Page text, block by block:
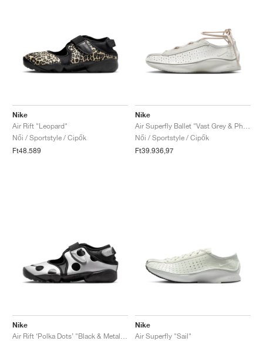
Nike
Air Rift "Leopard"
Női / Sportstyle / Cipők
Ft48.589
Nike
Női / Sportstyle / Cipők
Ft39.936,97
Nike
Nike
Air Superfly "Sail"